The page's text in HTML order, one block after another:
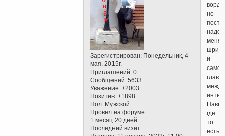
Зарегистрирован: Понедельник, 4
мая, 2015г.
Приглашений: 0
Сообщений: 5633
Уважение: +2003
Позитив: +1898
Пол: Мужской
Провел на форуме:
1 месяц 20 дней
Последний визит:
ворде
но
надо
и
самое
где
то
есть